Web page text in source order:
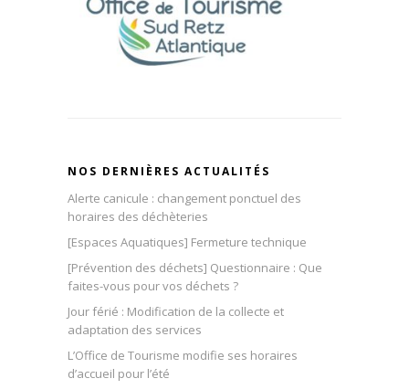
NOS DERNIÈRES ACTUALITÉS
Alerte canicule : changement ponctuel des
horaires des déchèteries
[Espaces Aquatiques] Fermeture technique
[Prévention des déchets] Questionnaire : Que
faites-vous pour vos déchets ?
Jour férié : Modification de la collecte et
adaptation des services
L’Office de Tourisme modifie ses horaires
d’accueil pour l’été